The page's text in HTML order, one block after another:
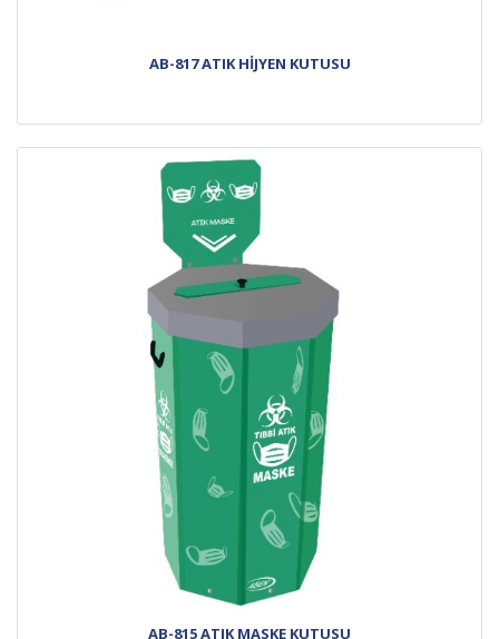
AB-817 ATIK HİJYEN KUTUSU
AB-815 ATIK MASKE KUTUSU